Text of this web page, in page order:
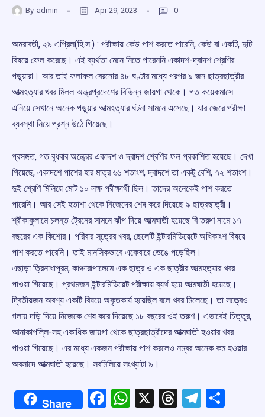
By admin Apr 29, 2023 0
অমরাবতী, ২৯ এপ্রিল(হি.স.) : পরীক্ষায় কেউ পাশ করতে পারেনি, কেউ বা একটি, দুটি
বিষয়ে ফেল করেছে। এই ব্যর্থতা মেনে নিতে পারেননি একাদশ-দ্বাদশ শ্রেণির
পড়ুয়ারা। আর তাই ফলাফল বেরনোর ৪৮ ঘণ্টার মধ্যে পরপর ৯ জন ছাত্রছাত্রীর
আত্মহত্যার খবর মিলল অন্ধ্রপ্রদেশের বিভিন্ন জায়গা থেকে। গত কয়েকমাসে
এনিয়ে সেখানে অনেক পড়ুয়ার আত্মহত্যার ঘটনা সামনে এসেছে। যার জেরে পরীক্ষা
ব্যবস্থা নিয়ে প্রশ্ন উঠে গিয়েছে।
প্রসঙ্গত, গত বুধবার অন্ধ্রের একাদশ ও দ্বাদশ শ্রেণির ফল প্রকাশিত হয়েছে। দেখা
গিয়েছে, একাদশে পাশের হার মাত্র ৬১ শতাংশ, দ্বাদশে তা একটু বেশি, ৭২ শতাংশ।
দুই শ্রেণি মিলিয়ে মোট ১০ লক্ষ পরীক্ষার্থী ছিল। তাদের অনেকেই পাশ করতে
পারেনি। আর সেই হতাশা থেকে নিজেদের শেষ করে দিয়েছে ৯ ছাত্রছাত্রী।
শ্রীকাকুলামে চলন্ত ট্রেনের সামনে ঝাঁপ দিয়ে আত্মঘাতী হয়েছে বি তরুণ নামে ১৭
বছরের এক কিশোর। পরিবার সূত্রের খবর, ছেলেটি ইন্টারমিডিয়েটে অধিকাংশ বিষয়ে
পাশ করতে পারেনি। তাই মানসিকভাবে একেবারে ভেঙে পড়েছিল।
এছাড়া ত্রিনাধাপুরম, কাঞ্চারাপালেমে এক ছাত্র ও এক ছাত্রীর আত্মহত্যার খবর
পাওয়া গিয়েছে। প্রথমজন ইন্টারমিডিয়েট পরীক্ষায় ব্যর্থ হয়ে আত্মঘাতী হয়েছে।
দ্বিতীয়জন অবশ্য একটি বিষয়ে অকৃতকার্য হয়েছিল বলে খবর মিলেছে। তা সত্ত্বেও
গলায় দড়ি দিয়ে নিজেকে শেষ করে দিয়েছে ১৮ বছরের ওই তরুণ। এভাবেই চিত্তুর,
আনাকাপল্লি-সহ একাধিক জায়গা থেকে ছাত্রছাত্রীদের আত্মঘাতী হওয়ার খবর
পাওয়া গিয়েছে। এর মধ্যে একজন পরীক্ষায় পাশ করলেও নম্বর অনেক কম হওয়ার
অবসাদে আত্মঘাতী হয়েছে। সবমিলিয়ে সংখ্যাটা ৯।
Share Facebook
WhatsApp
X Threads